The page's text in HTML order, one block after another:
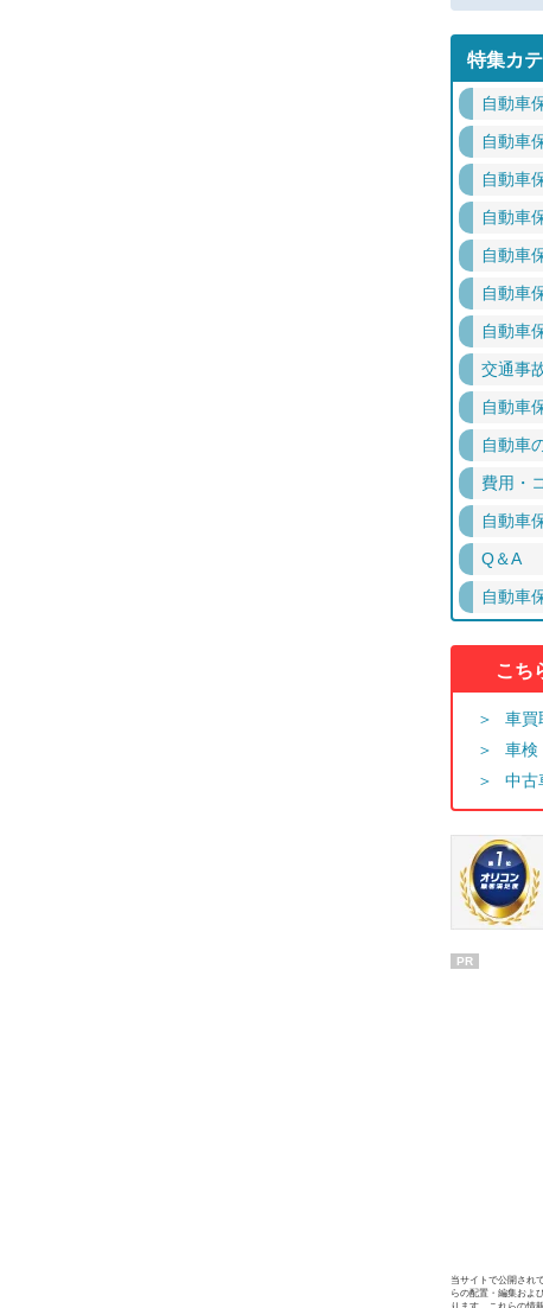
特集カ
自動車
自動車
自動車
自動車
自動車
自動車
自動車
交通事
自動車
自動車
費用・
自動車
Q＆A
自動車
こち
車買
車検
中古
PR
当サイトで公開され
らの配置・編集およ